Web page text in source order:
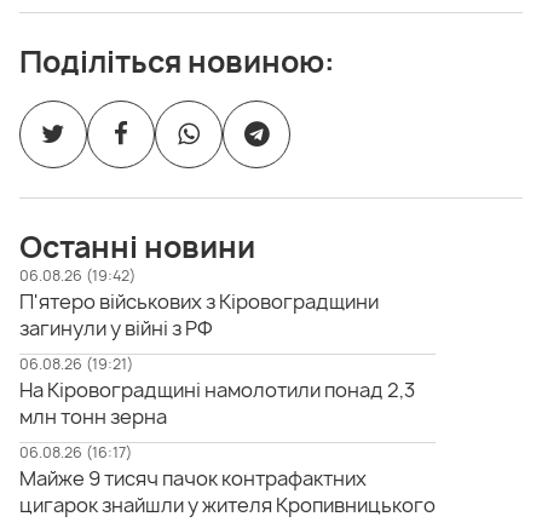
Поділіться новиною:
Останні новини
06.08.26 (19:42)
П'ятеро військових з Кіровоградщини
загинули у війні з РФ
06.08.26 (19:21)
На Кіровоградщині намолотили понад 2,3
млн тонн зерна
06.08.26 (16:17)
Майже 9 тисяч пачок контрафактних
цигарок знайшли у жителя Кропивницького